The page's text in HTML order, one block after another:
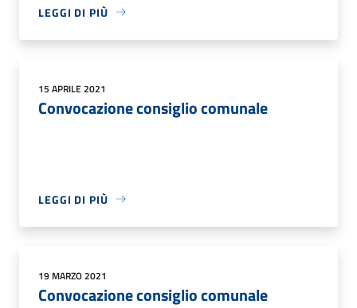
LEGGI DI PIÙ
15 APRILE 2021
Convocazione consiglio comunale
LEGGI DI PIÙ
19 MARZO 2021
Convocazione consiglio comunale